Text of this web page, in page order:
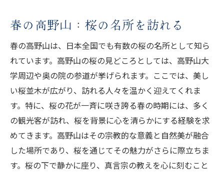
春の高野山：桜の名所を訪れる
春の高野山は、日本全国でも有数の桜の名所として知ら
れています。高野山の桜の見どころとしては、高野山大
学周辺や奥の院の参道が挙げられます。ここでは、美し
い桜並木が広がり、訪れる人々を温かく迎えてくれま
す。特に、桜の花が一斉に咲き誇る春の時期には、多く
の観光客が訪れ、桜を背景に心を清らかにする経験を求
めてきます。高野山はその宗教的な意義と自然美が融合
した場所であり、桜を通じてその魅力がさらに際立ちま
す。桜の下で静かに座り、真言宗の教えを心に刻むこと